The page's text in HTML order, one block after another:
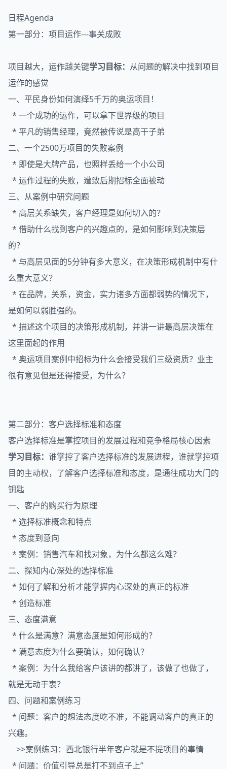
日程Agenda
第一部分：项目运作---事关成败
项目越大，运作越关键学习目标： 从问题的解决中找到项目
运作的感觉
一、平民身份如何演绎5千万的奥运项目！
* 一个成功的运作，可以拿下世界级的项目
* 平凡的销售经理，竟然被传说是高干子弟
二、一个2500万项目的失败案例
* 即使是大牌产品，也照样丢给一个小公司
* 运作过程的失败，遭致后期招标全面被动
三、从案例中研究问题
* 高层关系缺失，客户经理是如何切入的？
* 借助什么找到客户的兴趣点的，是如何影响到决策层
的？
* 与高层见面的5分钟有多大意义，在决策形成机制中有什
么重大意义？
* 在品牌，关系，资金，实力诸多方面都弱势的情况下，
是如何以弱胜强的。
* 描述这个项目的决策形成机制，并讲一讲最高层决策在
这里面起的作用
* 奥运项目案例中招标为什么会接受我们三级资质？业主
很有意见但是还得接受，为什么？
第二部分：客户选择标准和态度
客户选择标准是掌控项目的发展过程和竞争格局核心因素
学习目标： 谁掌控了客户选择标准的发展进程，谁就掌控项
目的主动权，了解客户选择标准和态度，是通往成功大门的
钥匙
一、客户的购买行为原理
* 选择标准概念和特点
* 态度到意向
* 案例：销售汽车和找对象，为什么都这么难？
二、探知内心深处的选择标准
* 如何了解和分析才能掌握内心深处的真正的标准
* 创造标准
三、态度满意
* 什么是满意？满意态度是如何形成的？
* 满意态度为什么要确认，如何确认？
* 案例：为什么我给客户该讲的都讲了，该做了也做了，
就是无动于衷？
四、问题和案例练习
* 问题：客户的想法态度吃不准，不能调动客户的真正的
兴趣。
>>案例练习：西北银行半年客户就是不提项目的事情
* 问题：价值引导总是打不到点子上”